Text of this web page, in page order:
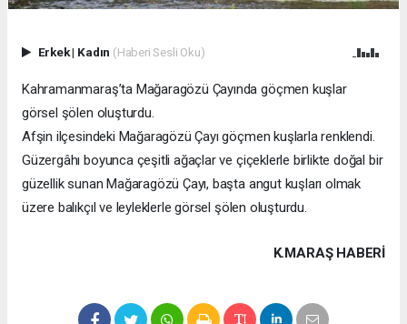
Erkek| Kadın (Haberi Sesli Oku)
Kahramanmaraş’ta Mağaragözü Çayında göçmen kuşlar
görsel şölen oluşturdu.
Afşin ilçesindeki Mağaragözü Çayı göçmen kuşlarla renklendi.
Güzergâhı boyunca çeşitli ağaçlar ve çiçeklerle birlikte doğal bir
güzellik sunan Mağaragözü Çayı, başta angut kuşları olmak
üzere balıkçıl ve leyleklerle görsel şölen oluşturdu.
K.MARAŞ HABERİ